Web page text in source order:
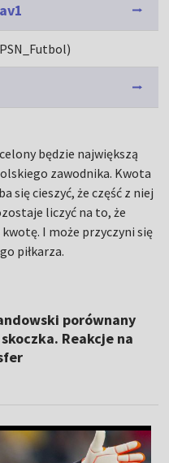
będzie największą
zawodnika. Kwota
się cieszyć, że część z niej
liczyć na to, że
I może przyczyni się
piłkarza.
porównany
Reakcje na